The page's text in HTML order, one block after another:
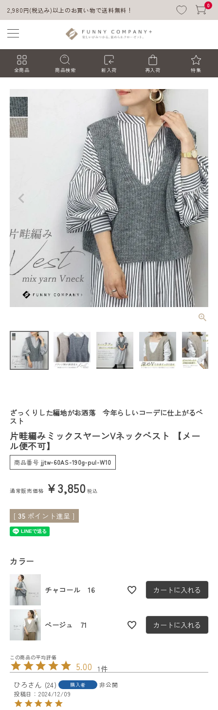
2,980円(税込み)以上のお買い物で送料無料！
0
全商品 商品検索 新入荷 再入荷 特集
会員登録
片畦編みミッ
クスヤーンV
可】
ファッション雑貨
会員ステージ特典プログラムについて
ざっくりした編地がお洒落 今年らしいコーデに仕上がるベ
スト
片畦編みミックスヤーンVネックベスト 【メー
ル便不可】
商品番号 jjtw-60AS-190g-pul-W10
通常販売価格 ¥3,850 税込
[ 35 ポイント進呈 ]
カラー
チャコール 16 カートに入れる
ベージュ 71 カートに入れる
5.00 1
ひろ
24 購入者
非公開
投稿日
2024/12/09